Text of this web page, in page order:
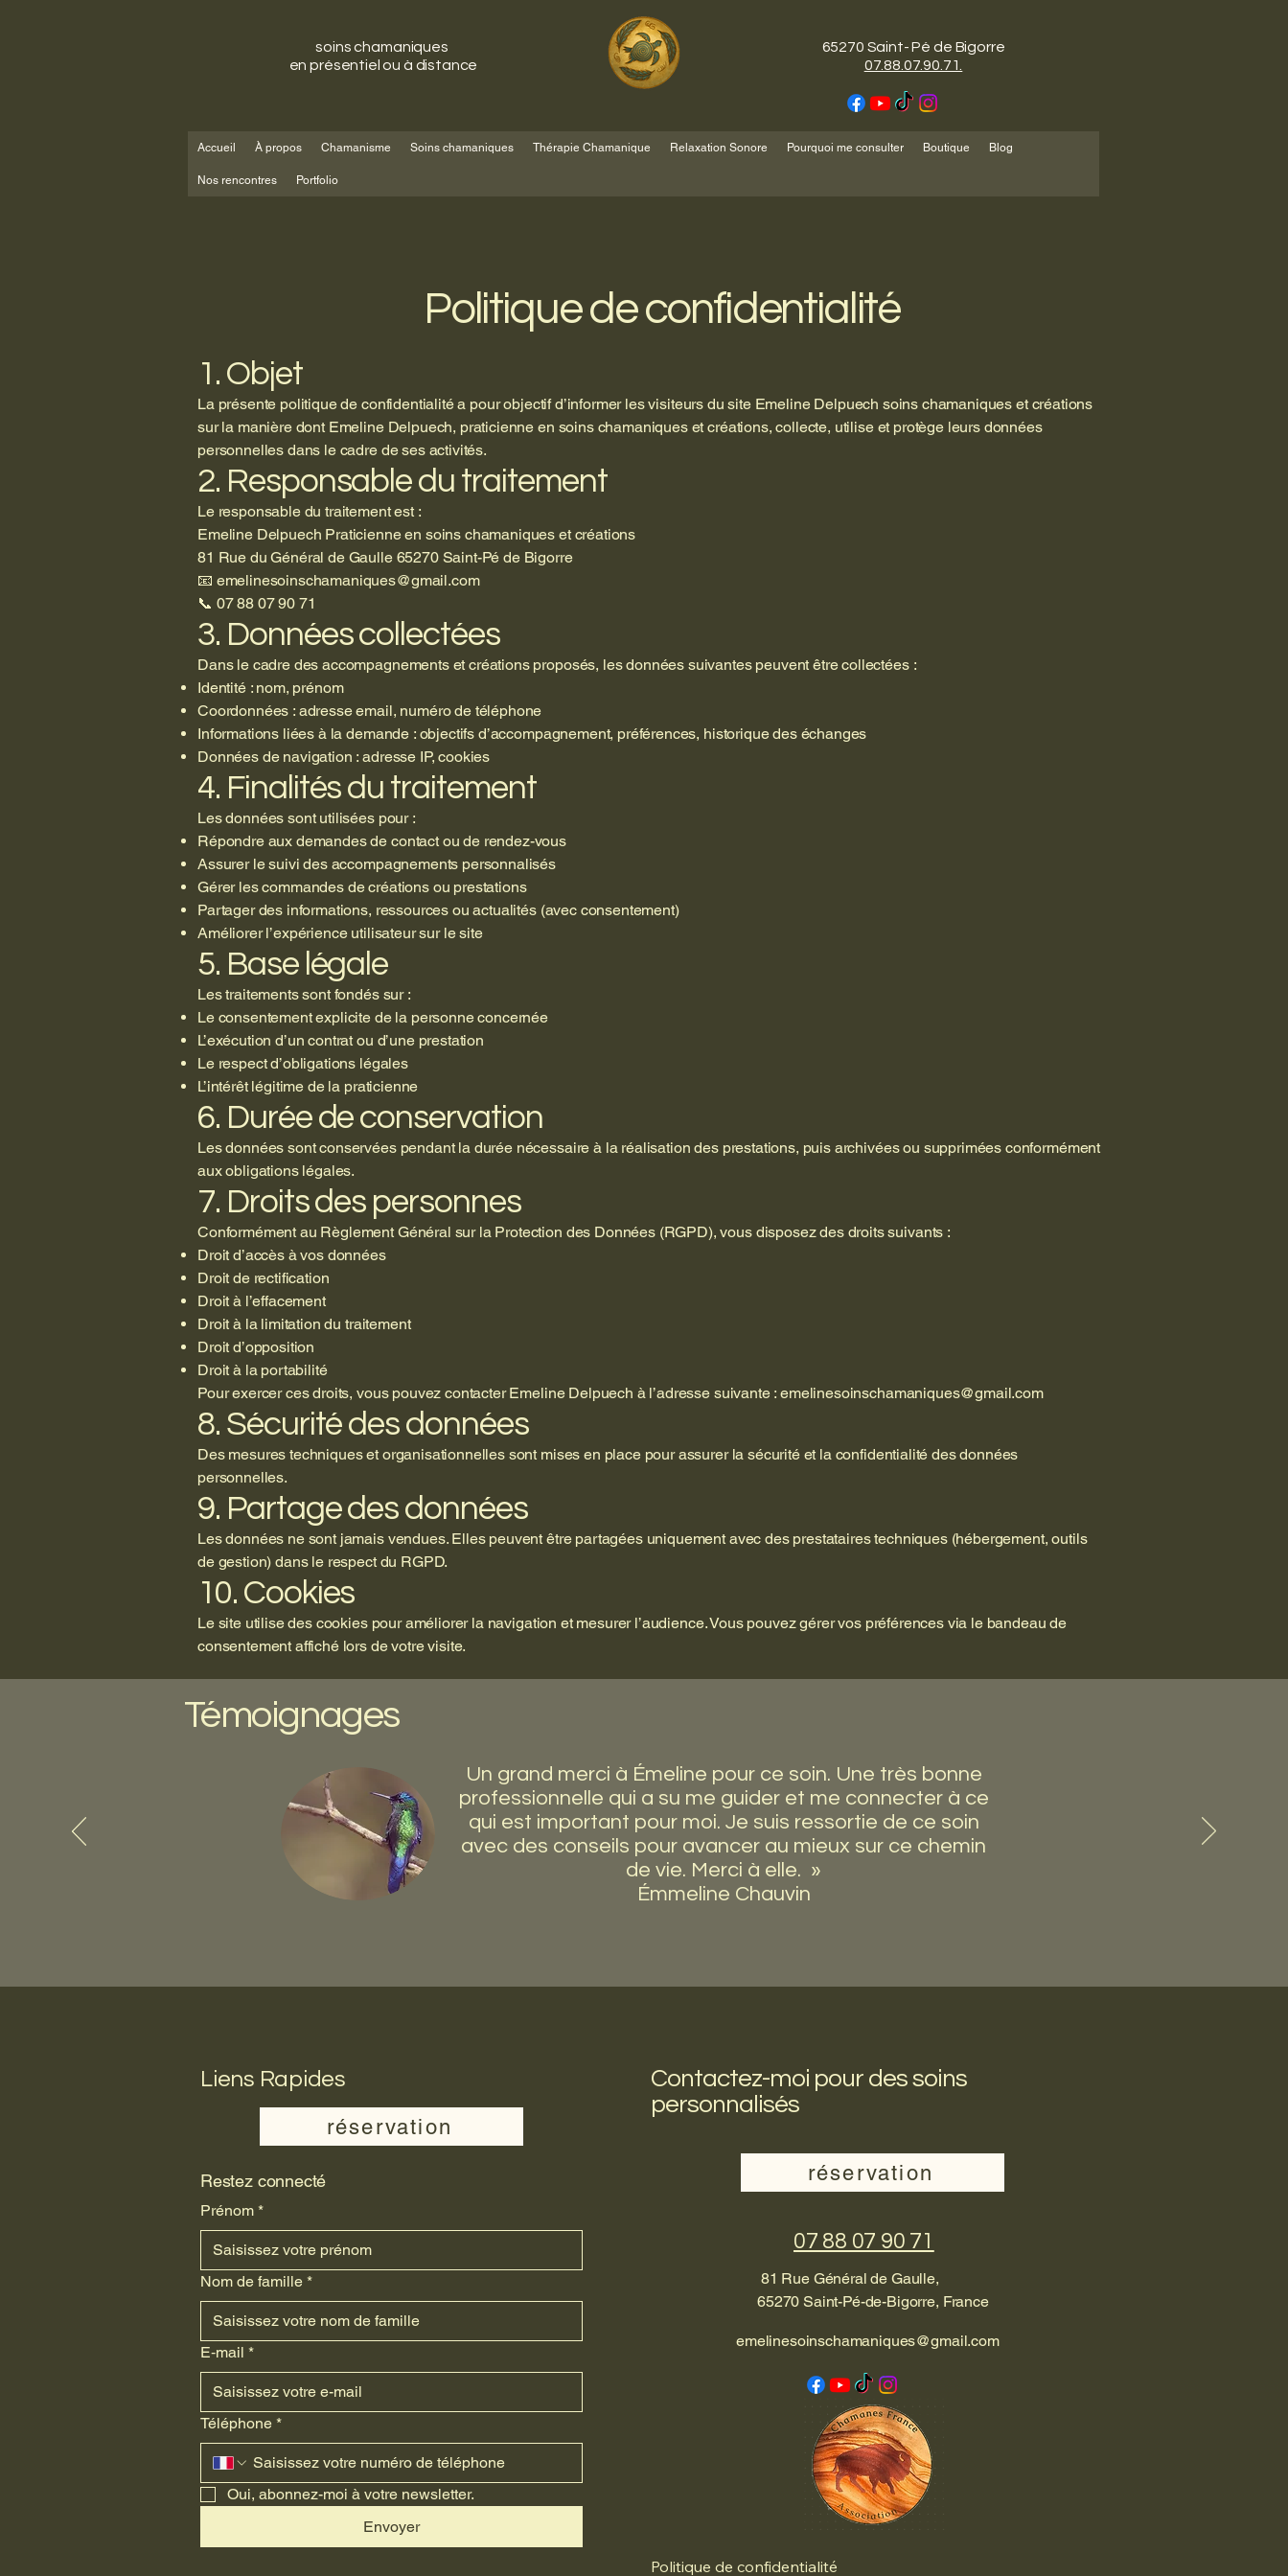
soins chamaniques
en présentiel ou à distance
65270 Saint- Pé de Bigorre
07.88.07.90.71.
Accueil À propos Chamanisme Soins chamaniques Thérapie Chamanique Relaxation Sonore Pourquoi me consulter Boutique Blog
Nos rencontres Portfolio
Politique de confidentialité
1. Objet
La présente politique de confidentialité a pour objectif d’informer les visiteurs du site Emeline Delpuech soins chamaniques et créations
sur la manière dont Emeline Delpuech, praticienne en soins chamaniques et créations, collecte, utilise et protège leurs données
personnelles dans le cadre de ses activités.
2. Responsable du traitement
Le responsable du traitement est :
Emeline Delpuech Praticienne en soins chamaniques et créations
81 Rue du Général de Gaulle 65270 Saint-Pé de Bigorre
📧 emelinesoinschamaniques@gmail.com
📞 07 88 07 90 71
3. Données collectées
Dans le cadre des accompagnements et créations proposés, les données suivantes peuvent être collectées :
Identité : nom, prénom
Coordonnées : adresse email, numéro de téléphone
Informations liées à la demande : objectifs d’accompagnement, préférences, historique des échanges
Données de navigation : adresse IP, cookies
4. Finalités du traitement
Les données sont utilisées pour :
Répondre aux demandes de contact ou de rendez-vous
Assurer le suivi des accompagnements personnalisés
Gérer les commandes de créations ou prestations
Partager des informations, ressources ou actualités (avec consentement)
Améliorer l’expérience utilisateur sur le site
5. Base légale
Les traitements sont fondés sur :
Le consentement explicite de la personne concernée
L’exécution d’un contrat ou d’une prestation
Le respect d’obligations légales
L’intérêt légitime de la praticienne
6. Durée de conservation
Les données sont conservées pendant la durée nécessaire à la réalisation des prestations, puis archivées ou supprimées conformément
aux obligations légales.
7. Droits des personnes
Conformément au Règlement Général sur la Protection des Données (RGPD), vous disposez des droits suivants :
Droit d’accès à vos données
Droit de rectification
Droit à l’effacement
Droit à la limitation du traitement
Droit d’opposition
Droit à la portabilité
Pour exercer ces droits, vous pouvez contacter Emeline Delpuech à l’adresse suivante :emelinesoinschamaniques@gmail.com
8. Sécurité des données
Des mesures techniques et organisationnelles sont mises en place pour assurer la sécurité et la confidentialité des données
personnelles.
9. Partage des données
Les données ne sont jamais vendues. Elles peuvent être partagées uniquement avec des prestataires techniques (hébergement, outils
de gestion) dans le respect du RGPD.
10. Cookies
Le site utilise des cookies pour améliorer la navigation et mesurer l’audience. Vous pouvez gérer vos préférences via le bandeau de
consentement affiché lors de votre visite.
Témoignages
Un grand merci à Émeline pour ce soin. Une très bonne
professionnelle qui a su me guider et me connecter à ce
qui est important pour moi. Je suis ressortie de ce soin
avec des conseils pour avancer au mieux sur ce chemin
de vie. Merci à elle. »
Émmeline Chauvin
Liens Rapides
réservation
Restez connecté
Prénom *
Nom de famille *
E‑mail *
Téléphone *
Oui, abonnez-moi à votre newsletter.
Envoyer
Contactez-moi pour des soins
personnalisés
réservation
07 88 07 90 71
81 Rue Général de Gaulle,
65270 Saint-Pé-de-Bigorre, France
emelinesoinschamaniques@gmail.com
Politique de confidentialité